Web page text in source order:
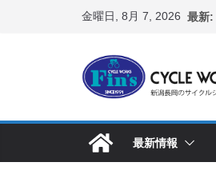
へ
キ
金曜日, 8月 7, 2026 最新:
最新情報